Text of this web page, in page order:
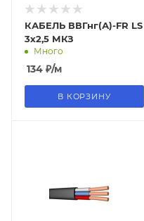
КАБЕЛЬ ВВГнг(А)-FR LS
3х2,5 МКЗ
Много
134 ₽/м
В КОРЗИНУ